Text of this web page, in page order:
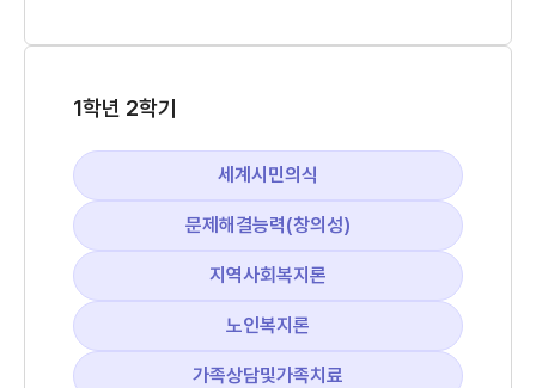
1학년 2학기
세계시민의식
문제해결능력(창의성)
지역사회복지론
노인복지론
가족상담및가족치료